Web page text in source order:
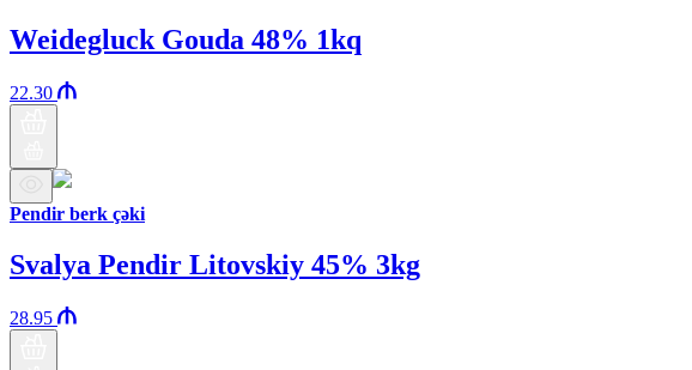
Weidegluck Gouda 48% 1kq
22.30
Pendir berk çəki
Svalya Pendir Litovskiy 45% 3kg
28.95